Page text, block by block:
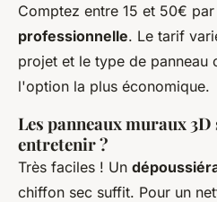
Comptez entre 15 et 50€
professionnelle. Le tarif
projet et le type de panneau
l'option la plus économique.
Les panneaux muraux
entretenir ?
Très faciles ! Un
chiffon sec suffit. Pour un